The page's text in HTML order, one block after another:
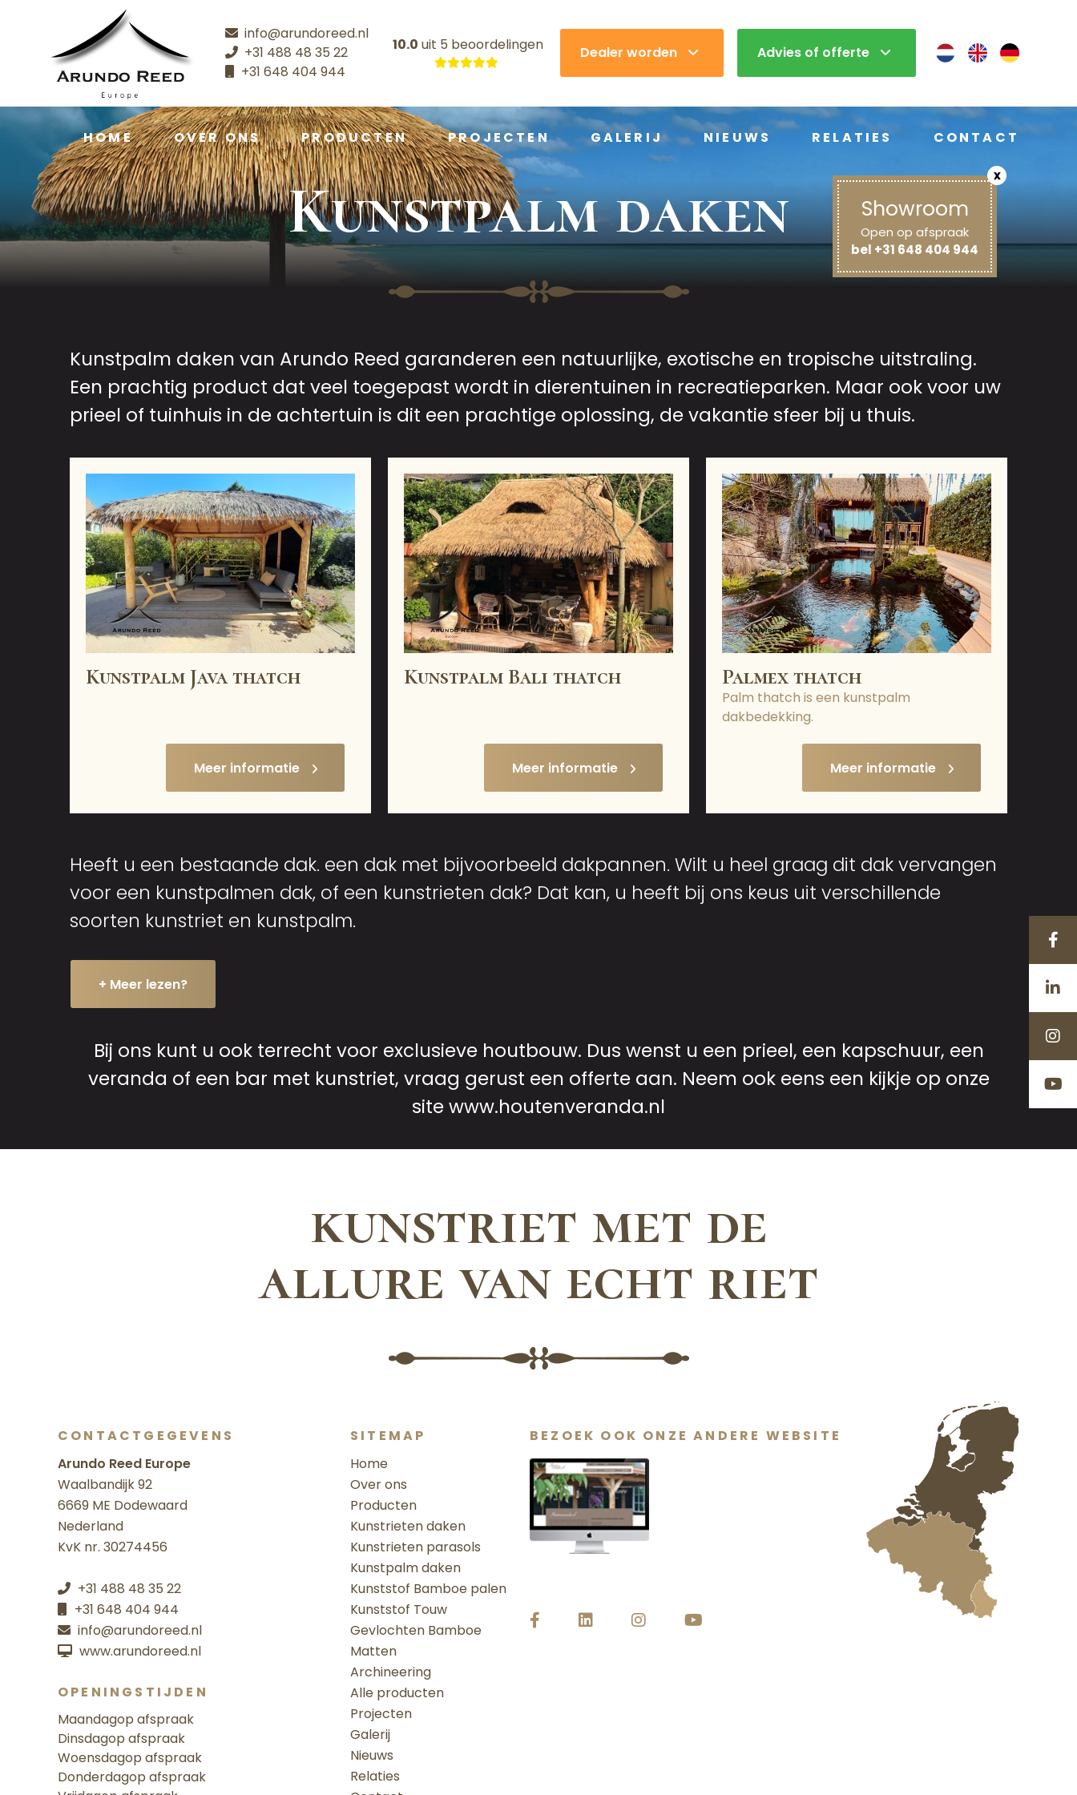
x
Showroom
Open op afspraak
bel +31 648 404 944
info@arundoreed.nl
+31 488 48 35 22
+31 648 404 944
10.0 uit 5 beoordelingen Dealer worden Advies of offerte
HOME OVER ONS PRODUCTEN PROJECTEN GALERIJ NIEUWS RELATIES CONTACT
Kunstpalm daken
Kunstpalm daken van Arundo Reed garanderen een natuurlijke, exotische en tropische uitstraling.
Een prachtig product dat veel toegepast wordt in dierentuinen in recreatieparken. Maar ook voor uw
prieel of tuinhuis in de achtertuin is dit een prachtige oplossing, de vakantie sfeer bij u thuis.
Kunstpalm Java thatch
Meer informatie
Kunstpalm Bali thatch
Meer informatie
Palmex thatch
Palm thatch is een kunstpalm
dakbedekking.
Meer informatie
Heeft u een bestaande dak. een dak met bijvoorbeeld dakpannen. Wilt u heel graag dit dak vervangen
voor een kunstpalmen dak, of een kunstrieten dak? Dat kan, u heeft bij ons keus uit verschillende
soorten kunstriet en kunstpalm.
+ Meer lezen?
Bij ons kunt u ook terrecht voor exclusieve houtbouw. Dus wenst u een prieel, een kapschuur, een
veranda of een bar met kunstriet, vraag gerust een offerte aan. Neem ook eens een kijkje op onze
site www.houtenveranda.nl
kunstriet met de
allure van echt riet
CONTACTGEGEVENS
Arundo Reed Europe
Waalbandijk 92
6669 ME Dodewaard
Nederland
KvK nr. 30274456
+31 488 48 35 22
+31 648 404 944
info@arundoreed.nl
www.arundoreed.nl
OPENINGSTIJDEN
Maandagop afspraak
Dinsdagop afspraak
Woensdagop afspraak
Donderdagop afspraak
SITEMAP
Home
Over ons
Producten
Kunstrieten daken
Kunstrieten parasols
Kunstpalm daken
Kunststof Bamboe palen
Kunststof Touw
Gevlochten Bamboe
Matten
Archineering
Alle producten
Projecten
Galerij
Nieuws
Relaties
BEZOEK OOK ONZE ANDERE WEBSITE